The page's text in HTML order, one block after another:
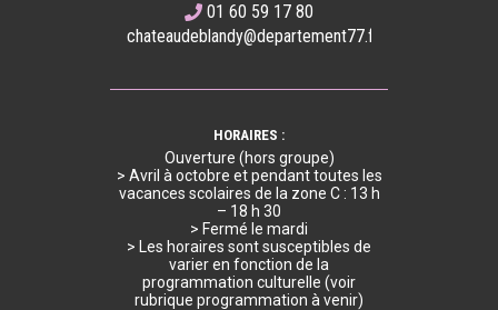
01 60 59 17 80
chateaudeblandy@departement77.fr
HORAIRES :
Ouverture (hors groupe)
> Avril à octobre et pendant toutes les
vacances scolaires de la zone C : 13 h
– 18 h 30
> Fermé le mardi
> Les horaires sont susceptibles de
varier en fonction de la
programmation culturelle (voir
rubrique programmation à venir)